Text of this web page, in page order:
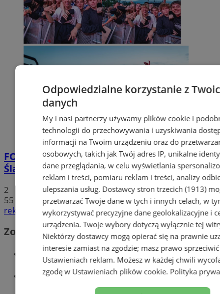
FOTO
Tłumy przed Areną Zabrze. Za nami
Śląska Scena Letnia z gwiazdami rapu!
2
55
reklama
Zobacz również
Wiadomości kryminalne w Zabrzu
Wiadomości lokalne
Odpowiedzialne korzystanie z
danych
My i nasi partnerzy używamy plików cookie i
technologii do przechowywania i uzyskiwania
informacji na Twoim urządzeniu oraz do
osobowych, takich jak Twój adres IP, unikalne
dane przeglądania, w celu wyświetlania
reklam i treści, pomiaru reklam i treści, analizy
ulepszania usług. Dostawcy stron trzecich (1913)
przetwarzać Twoje dane w tych i innych celach, w
wykorzystywać precyzyjne dane geolokalizacyjne i
urządzenia. Twoje wybory dotyczą wyłącznie tej
Niektórzy dostawcy mogą opierać się na prawnie
interesie zamiast na zgodzie; masz prawo
Ustawieniach reklam. Możesz w każdej chwili
zgodę w Ustawieniach plików cookie. Polityka